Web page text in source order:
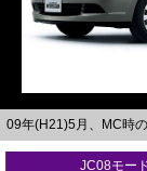
09年(H21)5月、MC時
JC08モー